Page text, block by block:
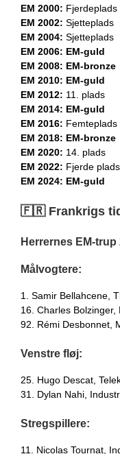
EM 2000: Fjerdeplads
EM 2002: Sjetteplads
EM 2004: Sjetteplads
EM 2006: EM-guld
EM 2008: EM-bronze
EM 2010: EM-guld
EM 2012: 11. plads
EM 2014: EM-guld
EM 2016: Femteplads
EM 2018: EM-bronze
EM 2020: 14. plads
EM 2022: Fjerde plads
EM 2024: EM-guld
🇫🇷 Frankrigs
Herrernes EM-trup
Målvogtere:
1. Samir Bellahcene,
16. Charles
92. Rémi Desbonnet,
Venstre fløj:
25. Hugo Descat,
31. Dylan Nahi,
Stregspillere:
11. Nicolas Tournat,